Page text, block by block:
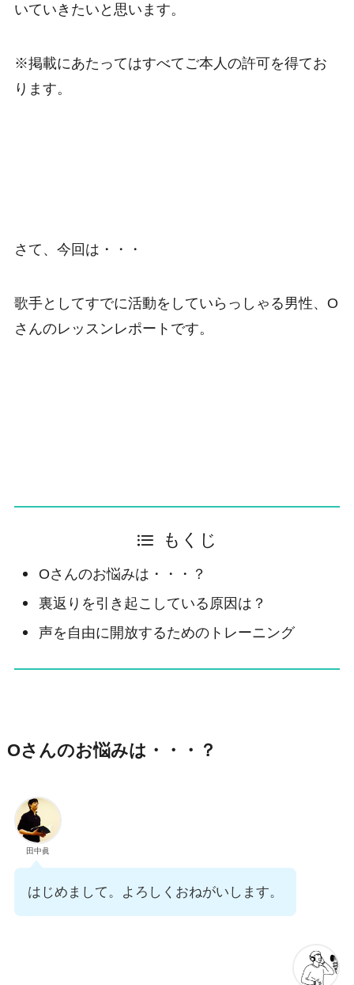
いていきたいと思います。
※掲載にあたってはすべてご本人の許可を得てお
ります。
さて、今回は・・・
歌手としてすでに活動をしていらっしゃる男性、O
さんのレッスンレポートです。
もくじ
Oさんのお悩みは・・・？
裏返りを引き起こしている原因は？
声を自由に開放するためのトレーニング
Oさんのお悩みは・・・？
田中眞
はじめまして。よろしくおねがいします。